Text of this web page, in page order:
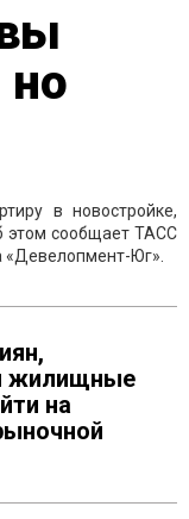
но
в новостройке,
этом сообщает ТАСС
«Девелопмент-Юг».
жилищные
на